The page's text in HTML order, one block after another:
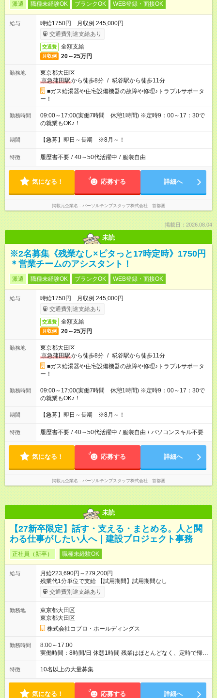
派遣 職種未経験OK ブランクOK WEB登録・面接OK
給与
時給1750円 月収例 245,000円
交通費別途支給あり
交通費 全額支給
月収例 20～25万円
勤務地
東京都大田区
京急蒲田駅から徒歩8分 / 糀谷駅から徒歩11分
■ガス給湯器や住宅設備機器の故障や修理♪トラブルサポータ
ー！
勤務時間
09:00～17:00(実働7時間 休憩1時間) ※定時9：00～17：30で
の就業もOK♪！
期間 【急募】即日～長期 ※8月～！
特徴 履歴書不要 / 40～50代活躍中 / 服装自由
気になる！ 応募する 詳細へ
掲載元企業名 パーソルテンプスタッフ株式会社 首都圏
掲載日：2026.08.04
未読
※2名募集《残業なし×ピタっと17時定時》1750円
＊営業チームのアシスタント！
派遣 職種未経験OK ブランクOK WEB登録・面接OK
給与
時給1750円 月収例 245,000円
交通費別途支給あり
交通費 全額支給
月収例 20～25万円
勤務地
東京都大田区
京急蒲田駅から徒歩8分 / 糀谷駅から徒歩11分
■ガス給湯器や住宅設備機器の故障や修理♪トラブルサポータ
ー！
勤務時間
09:00～17:00(実働7時間 休憩1時間) ※定時9：00～17：30で
の就業もOK♪！
期間 【急募】即日～長期 ※8月～！
特徴 履歴書不要 / 40～50代活躍中 / 服装自由 / パソコンスキル不要
気になる！ 応募する 詳細へ
掲載元企業名 パーソルテンプスタッフ株式会社 首都圏
未読
【27新卒限定】話す・支える・まとめる。人と関
わる仕事がしたい人へ｜建設プロジェクト事務
正社員（新卒） 職種未経験OK
給与
月給223,690円～279,200円
残業代1分単位で支給 【試用期間】試用期間なし
交通費別途支給あり
勤務地
東京都大田区
東京都大田区
株式会社コプロ・ホールディングス
勤務時間
8:00～17:00
実働時間：8時間/日 休憩1時間 残業はほとんどなく、定時で帰れ
る日が多い働き方です。 毎日の業務は進捗管理や事務が中心な
ので、 「今日やるべき仕事」が終われば、自然と区切りをつけ
方を大切にしています。
特徴 10名以上の大量募集
気になる！ 応募する 詳細へ